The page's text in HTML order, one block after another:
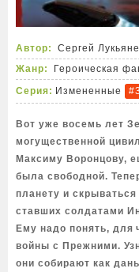
Автор:
Сергей
Жанр:
Героическая
Серия: Измененные #3
Вот уже восемь лет
могущественной
Максиму Воронцову,
была свободной.
планету и
ставших солдатами
Ему надо понять, для
войны с Прежними.
они собирают как